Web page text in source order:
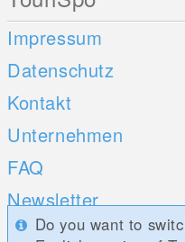
Impressum
Datenschutz
Kontakt
Unternehmen
FAQ
Newsletter
Umfragen
Do you want to